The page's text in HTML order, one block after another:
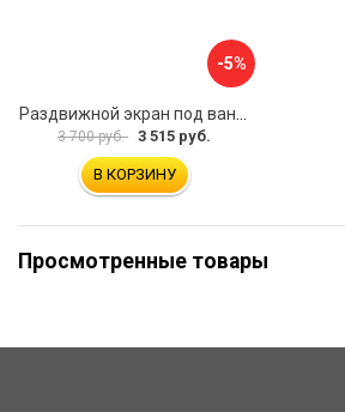
-5%
3 700 руб. 3 515 руб.
В КОРЗИНУ
Просмотренные товары